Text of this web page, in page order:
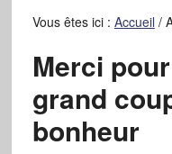
Vous êtes ici : Accueil /
Merci
grand
bonheur